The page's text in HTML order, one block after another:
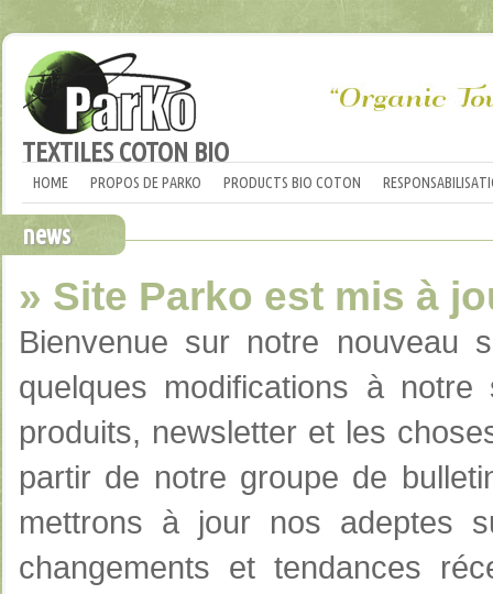
TEXTILES COTON BIO
HOME PROPOS DE PARKO PRODUCTS BIO COTON
news
» Site Parko est mis à
Bienvenue sur notre nouveau
quelques modifications à notre
produits, newsletter et les
partir de notre groupe de
mettrons à jour nos adeptes
changements et tendances